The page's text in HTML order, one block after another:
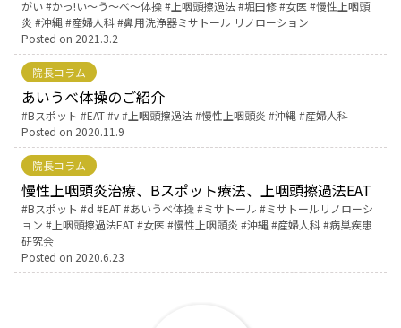
がい
かっ!い〜う〜べ〜体操 上咽頭擦過法 堀田修 女医 慢性上咽頭
炎
沖縄 産婦人科 鼻用洗浄器ミサトール リノローション
Posted on 2021.3.2
院長コラム
あいうべ体操のご紹介
Tags:
Bスポット EAT v 上咽頭擦過法 慢性上咽頭炎 沖縄
産婦人科
Posted on 2020.11.9
院長コラム
慢性上咽頭炎治療、Bスポット療法、上咽頭擦過法EAT
Tags:
Bスポット d EAT あいうべ体操 ミサトール
ミサトールリノローシ
ョン
上咽頭擦過法EAT 女医 慢性上咽頭炎 沖縄 産婦人科 病巣疾患
研究会
Posted on 2020.6.23